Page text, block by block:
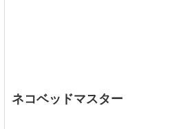
ネコベッドマスター